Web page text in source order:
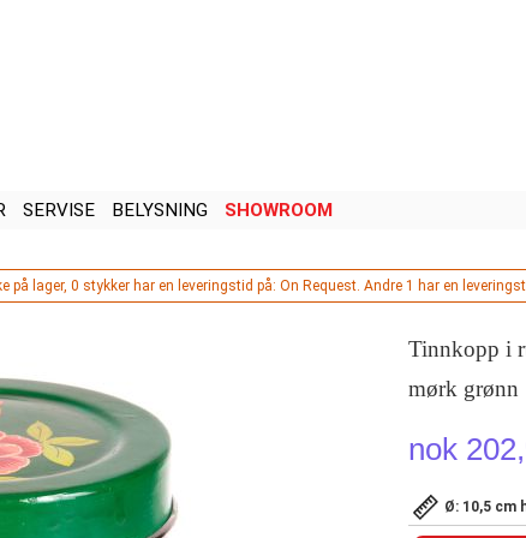
SERVISE BELYSNING SHOWROOM
på lager, 0 stykker har en leveringstid på: On Request. Andre 1 har en
Tinnkopp i
mørk grønn
nok
Ø: 10,5 cm